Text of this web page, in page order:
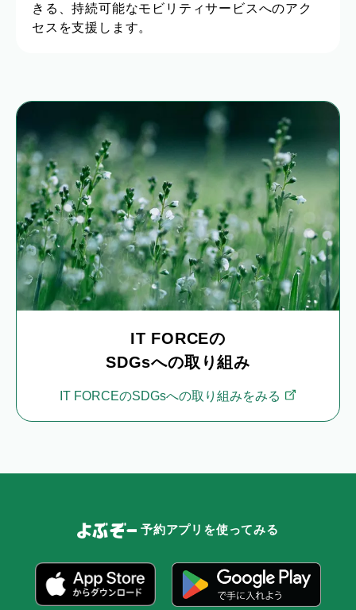
きる、持続可能なモビリティサービスへのアク
セスを支援します。
IT FORCEの
SDGsへの取り組み
IT FORCEのSDGsへの取り組みをみる
予約アプリを使ってみる